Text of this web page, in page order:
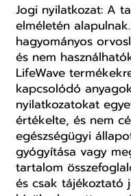
Jogi nyilatkozat: A
elméletén
hagyományos
és nem
LifeWave
kapcsolódó
nyilatkozatokat
értékelte, és nem
egészségügyi
gyógyítása vagy
tartalom
és csak tájékoztató